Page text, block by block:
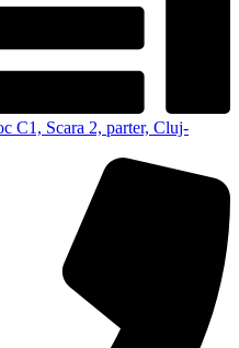
C1, Scara 2, parter, Cluj-